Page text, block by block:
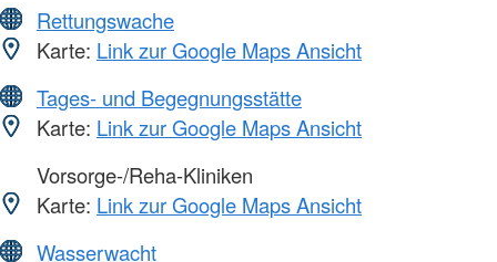
Rettungswache
Karte: Link zur Google Maps Ansicht
Tages- und Begegnungsstätte
Karte: Link zur Google Maps Ansicht
Vorsorge-/Reha-Kliniken
Karte: Link zur Google Maps Ansicht
Wasserwacht